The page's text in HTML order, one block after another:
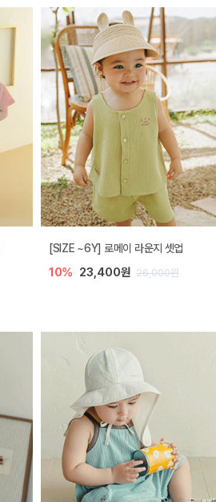
[SIZE ~6Y] 로메이 라운지 셋업
10% 23,400원 26,000원